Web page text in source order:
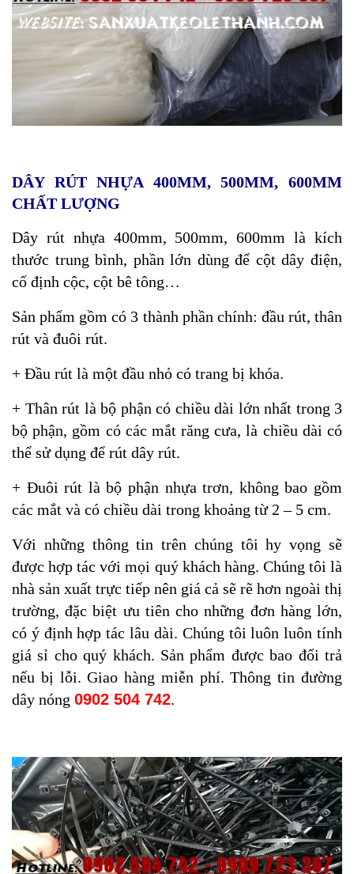
DÂY RÚT NHỰA 400MM, 500MM, 600MM
CHẤT LƯỢNG
Dây rút nhựa 400mm, 500mm, 600mm là kích
thước trung bình, phần lớn dùng để cột dây điện,
cố định cộc, cột bê tông…
Sản phẩm gồm có 3 thành phần chính: đầu rút, thân
rút và đuôi rút.
+ Đầu rút là một đầu nhỏ có trang bị khóa.
+ Thân rút là bộ phận có chiều dài lớn nhất trong 3
bộ phận, gồm có các mắt răng cưa, là chiều dài có
thể sử dụng để rút dây rút.
+ Đuôi rút là bộ phận nhựa trơn, không bao gồm
các mắt và có chiều dài trong khoảng từ 2 – 5 cm.
Với những thông tin trên chúng tôi hy vọng sẽ
được hợp tác với mọi quý khách hàng. Chúng tôi là
nhà sản xuất trực tiếp nên giá cả sẽ rẽ hơn ngoài thị
trường, đặc biệt ưu tiên cho những đơn hàng lớn,
có ý định hợp tác lâu dài. Chúng tôi luôn luôn tính
giá sỉ cho quý khách. Sản phẩm được bao đổi trả
nếu bị lỗi. Giao hàng miễn phí. Thông tin đường
dây nóng 0902 504 742.